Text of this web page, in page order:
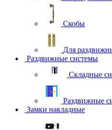
Скобы
Для
Раздвижные системы
Складные
Раздвижные
Замки накладные